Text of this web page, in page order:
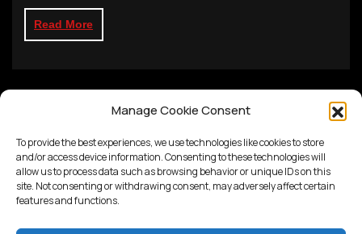
Manage Cookie Consent
To provide the best experiences, we use technologies like cookies to store
and/or access device information. Consenting to these technologies will
allow us to process data such as browsing behavior or unique IDs on this
site. Not consenting or withdrawing consent, may adversely affect certain
features and functions.
Read More